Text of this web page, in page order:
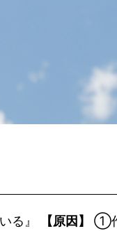
る』 【原因】
①